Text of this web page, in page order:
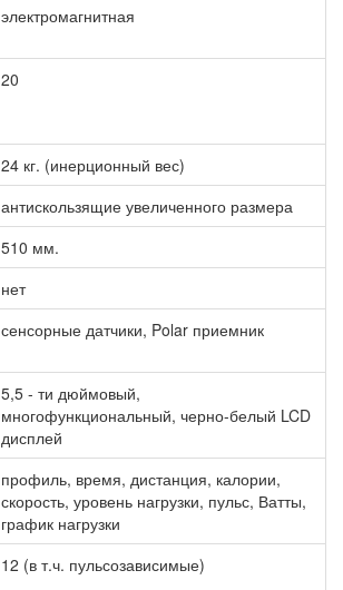
электромагнитная
20
24 кг. (инерционный вес)
антискользящие увеличенного размера
510 мм.
нет
сенсорные датчики, Polar приемник
5,5 - ти дюймовый,
многофункциональный, черно-белый LCD
дисплей
профиль, время, дистанция, калории,
скорость, уровень нагрузки, пульс, Ватты,
график нагрузки
12 (в т.ч. пульсозависимые)